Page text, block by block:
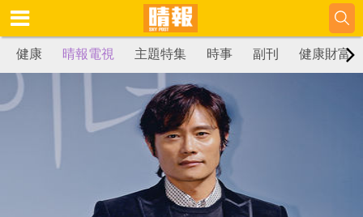
健康 晴報電視 主題特集 時事 副刊 健康財富